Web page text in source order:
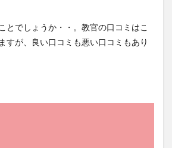
とでしょうか・・。教官の口コミはこ
すが、良い口コミも悪い口コミもあり